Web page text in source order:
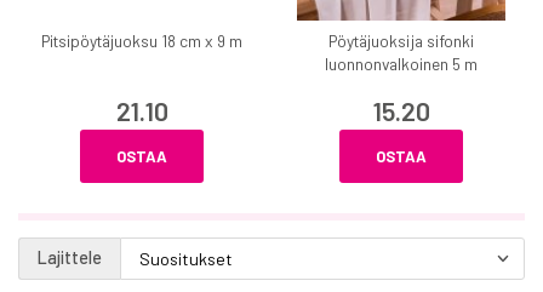
Pitsipöytäjuoksu 18 cm x 9 m
21.10
OSTAA
Pöytäjuoksija sifonki
luonnonvalkoinen 5 m
15.20
OSTAA
Lajittele